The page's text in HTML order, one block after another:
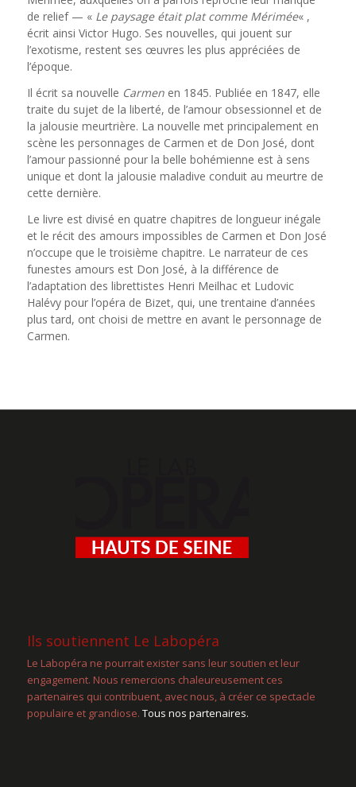
de relief — « Le paysage était plat comme Mérimée« ,
écrit ainsi Victor Hugo. Ses nouvelles, qui jouent sur
l’exotisme, restent ses œuvres les plus appréciées de
l’époque.
Il écrit sa nouvelle Carmenen 1845. Publiée en 1847, elle
traite du sujet de la liberté, de l’amour obsessionnel et de
la jalousie meurtrière. La nouvelle met principalement en
scène les personnages de Carmen et de Don José, dont
l’amour passionné pour la belle bohémienne est à sens
unique et dont la jalousie maladive conduit au meurtre de
cette dernière.
Le livre est divisé en quatre chapitres de longueur inégale
et le récit des amours impossibles de Carmen et Don José
n’occupe que le troisième chapitre. Le narrateur de ces
funestes amours est Don José, à la différence de
l’adaptation des librettistes Henri Meilhac et Ludovic
Halévy pour l’opéra de Bizet, qui, une trentaine d’années
plus tard, ont choisi de mettre en avant le personnage de
Carmen.
Ils soutiennent Le Labopéra
Le Labopéra ne pourrait exister sans leur soutien et leur
engagement. Nous remercions chaleureusement ces
partenaires qui contribuent, avec nous, à créer ce spectacle
populaire et grandiose. Tous nos partenaires.